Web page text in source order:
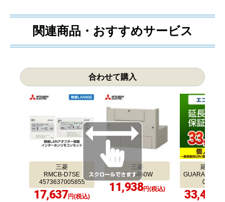
関連商品・おすすめサービス
合わせて購入
三菱
RMCB-D7SE
4573637005855
17,637円(税込)
三菱
GT-M460W
11,938円(税込)
延長保証
GUARANTEE-
0YEAR
33,400